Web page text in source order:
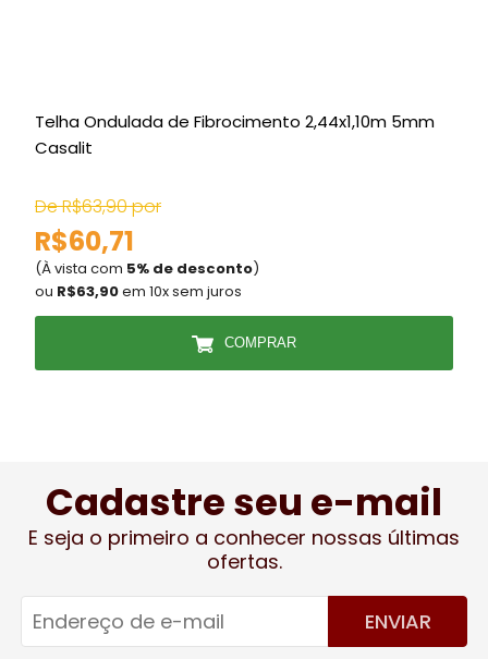
Telha Ondulada de Fibrocimento 2,44x1,10m 5mm
Casalit
De R$63,90 por
R$60,71
(À vista com 5% de desconto)
ou R$63,90em 10x sem juros
COMPRAR
Cadastre seu e-mail
E seja o primeiro a conhecer nossas últimas
ofertas.
ENVIAR